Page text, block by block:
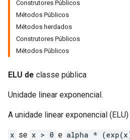
Construtores Públicos
Métodos Públicos
Métodos herdados
Construtores Públicos
Métodos Públicos
ELU de classe pública
Unidade linear exponencial.
A unidade linear exponencial
x se x > 0 e alpha *